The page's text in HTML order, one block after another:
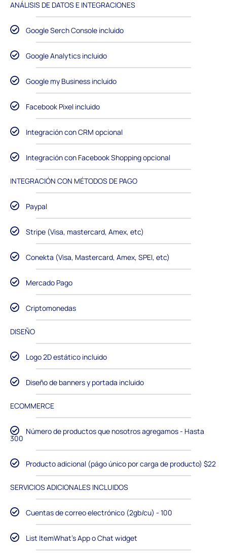
ANÁLISIS DE DATOS E INTEGRACIONES
Google Serch Console incluido
Google Analytics incluido
Google my Business incluido
Facebook Pixel incluido
Integración con CRM opcional
Integración con Facebook Shopping opcional
INTEGRACIÓN CON MÉTODOS DE PAGO
Paypal
Stripe (Visa, mastercard, Amex, etc)
Conekta (Visa, Mastercard, Amex, SPEI, etc)
Mercado Pago
Criptomonedas
DISEÑO
Logo 2D estático incluido
Diseño de banners y portada incluido
ECOMMERCE
Número de productos que nosotros agregamos - Hasta
300
Producto adicional (págo único por carga de producto) $22
SERVICIOS ADICIONALES INCLUIDOS
Cuentas de correo electrónico (2gb/cu) - 100
List ItemWhat's App o Chat widget